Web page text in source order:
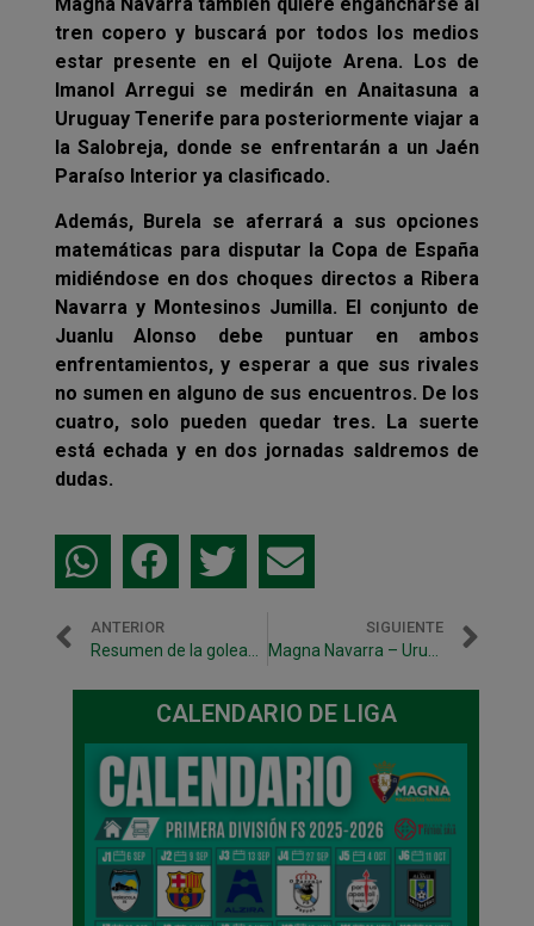
tren copero y buscará por todos los medios
estar presente en el Quijote Arena. Los de
Imanol Arregui se medirán en Anaitasuna a
Uruguay Tenerife para posteriormente viajar a
la Salobreja, donde se enfrentarán a un Jaén
Paraíso Interior ya clasificado.
Además, Burela se aferrará a sus opciones
matemáticas para disputar la Copa de España
midiéndose en dos choques directos a Ribera
Navarra y Montesinos Jumilla. El conjunto de
Juanlu Alonso debe puntuar en ambos
enfrentamientos, y esperar a que sus rivales
no sumen en alguno de sus encuentros. De los
cuatro, solo pueden quedar tres. La suerte
está echada y en dos jornadas saldremos de
dudas.
ANTERIOR SIGUIENTE
CALENDARIO DE LIGA